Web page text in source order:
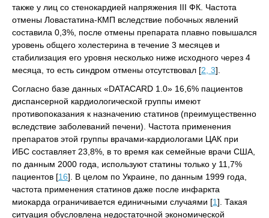
также у лиц со стенокардией напряжения III ФК. Частота
отмены Ловастатина-КМП вследствие побочных явлений
составила 0,3%, после отмены препарата плавно повышался
уровень общего холестерина в течение 3 месяцев и
стабилизация его уровня несколько ниже исходного через 4
месяца, то есть синдром отмены отсутствовал [2, 3].
Согласно базе данных «DATACARD 1.0» 16,6% пациентов
диспансерной кардиологической группы имеют
противопоказания к назначению статинов (преимущественно
вследствие заболеваний печени). Частота применения
препаратов этой группы врачами-кардиологами ЦАК при
ИБС составляет 23,8%, в то время как семейные врачи США,
по данным 2000 года, используют статины только у 11,7%
пациентов [16]. В целом по Украине, по данным 1999 года,
частота применения статинов даже после инфаркта
миокарда ограничивается единичными случаями [1]. Такая
ситуация обусловлена недостаточной экономической